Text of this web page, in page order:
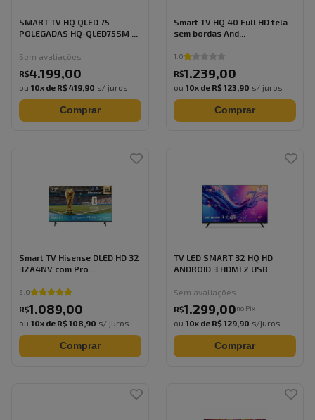
SMART TV HQ QLED 75
POLEGADAS HQ-QLED75SM ...
Sem avaliações
R$4.199,00
ou 10x de R$ 419,90 s/ juros
Comprar
Smart TV HQ 40 Full HD tela
sem bordas And...
1.0
R$1.239,00
ou 10x de R$ 123,90 s/ juros
Comprar
Smart TV Hisense DLED HD 32
32A4NV com Pro...
5.0
R$1.089,00
ou 10x de R$ 108,90 s/ juros
Comprar
TV LED SMART 32 HQ HD
ANDROID 3 HDMI 2 USB...
Sem avaliações
R$1.299,00no Pix
ou 10x de R$ 129,90 s/juros
Comprar